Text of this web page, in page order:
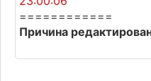
============
Причина